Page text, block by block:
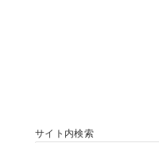
サイト内検索